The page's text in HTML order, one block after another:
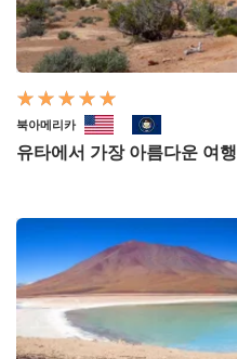
북아메리카
유타에서 가장 아름다운 여행